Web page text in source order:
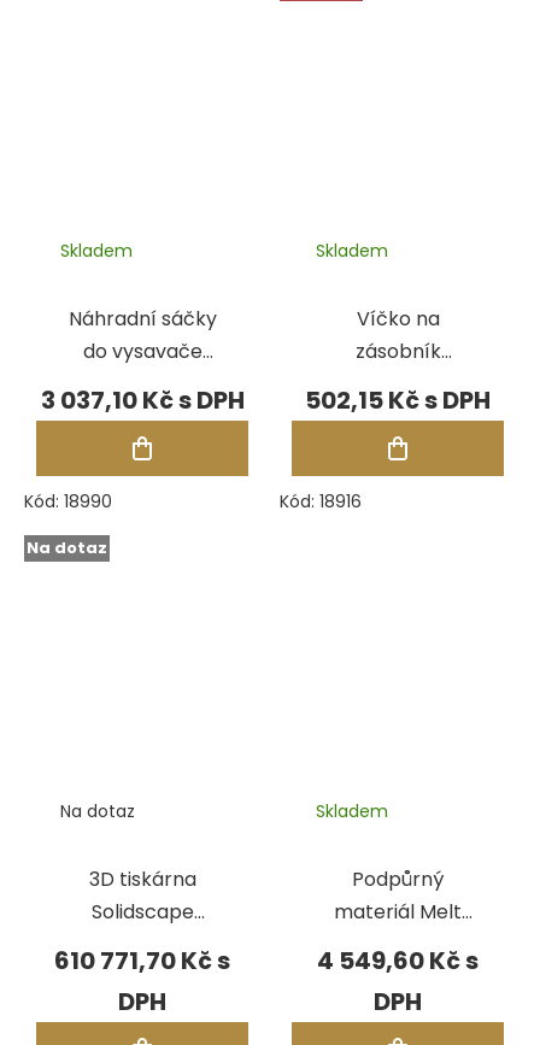
Náhradní sáčky
do vysavače
JetStream pro
Solidscape (2 ks)
Skladem
3 037,10 Kč
Kód: 18990
Víčko na
zásobník
stavěcího
materiálu pro
Solidscape 3Z
Skladem
502,15 Kč
Kód: 18916
Na dotaz
3D tiskárna
Solidscape
S3Duo Solidjet,
černá
Na dotaz
610 771,70 Kč
Podpůrný
materiál Melt
pro Solidscape
Skladem
4 549,60 Kč